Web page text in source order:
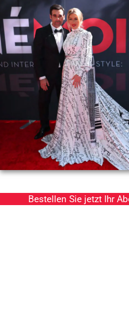
Bestellen Sie jetzt Ihr